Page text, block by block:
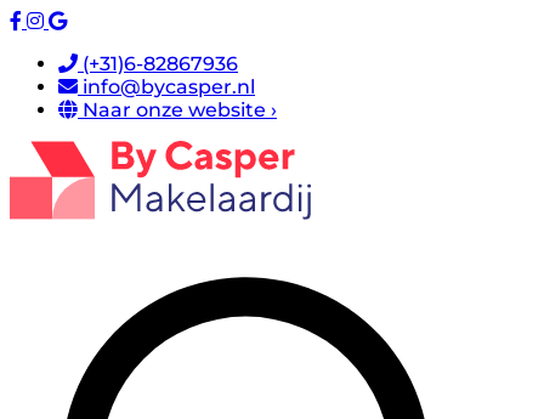
(+31)6-82867936
info@bycasper.nl
Naar onze website ›